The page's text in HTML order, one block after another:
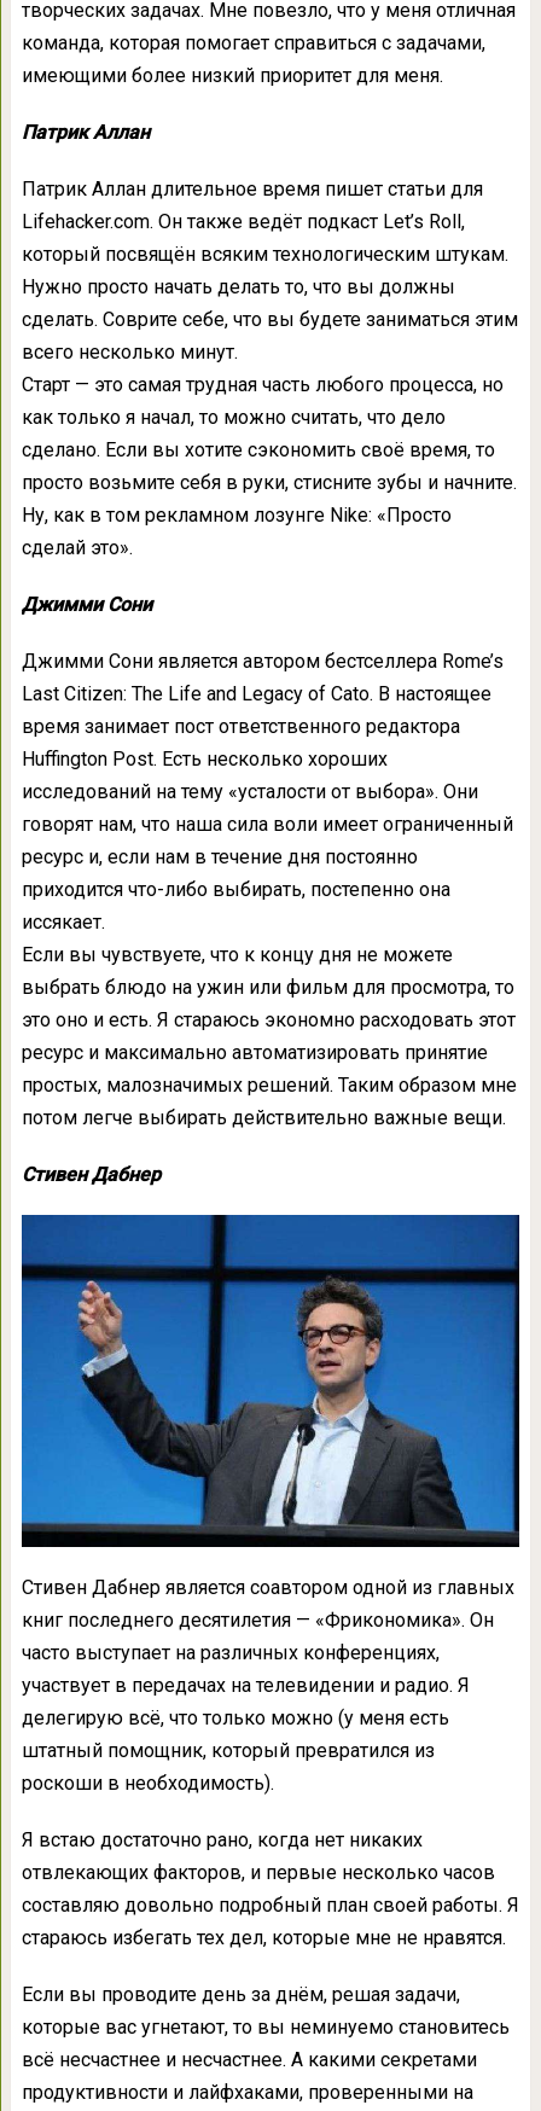
творческих задачах. Мне повезло, что у меня отличная
команда, которая помогает справиться с задачами,
имеющими более низкий приоритет для меня.
Патрик Аллан
Патрик Аллан длительное время пишет статьи для
Lifehacker.com. Он также ведёт подкаст Let’s Roll,
который посвящён всяким технологическим штукам.
Нужно просто начать делать то, что вы должны
сделать. Соврите себе, что вы будете заниматься этим
всего несколько минут.
Старт — это самая трудная часть любого процесса, но
как только я начал, то можно считать, что дело
сделано. Если вы хотите сэкономить своё время, то
просто возьмите себя в руки, стисните зубы и начните.
Ну, как в том рекламном лозунге Nike: «Просто
сделай это».
Джимми Сони
Джимми Сони является автором бестселлера Rome’s
Last Citizen: The Life and Legacy of Cato. В настоящее
время занимает пост ответственного редактора
Huffington Post. Есть несколько хороших
исследований на тему «усталости от выбора». Они
говорят нам, что наша сила воли имеет ограниченный
ресурс и, если нам в течение дня постоянно
приходится что-либо выбирать, постепенно она
иссякает.
Если вы чувствуете, что к концу дня не можете
выбрать блюдо на ужин или фильм для просмотра, то
это оно и есть. Я стараюсь экономно расходовать этот
ресурс и максимально автоматизировать принятие
простых, малозначимых решений. Таким образом мне
потом легче выбирать действительно важные вещи.
Стивен Дабнер
Стивен Дабнер является соавтором одной из главных
книг последнего десятилетия — «Фрикономика». Он
часто выступает на различных конференциях,
участвует в передачах на телевидении и радио. Я
делегирую всё, что только можно (у меня есть
штатный помощник, который превратился из
роскоши в необходимость).
Я встаю достаточно рано, когда нет никаких
отвлекающих факторов, и первые несколько часов
составляю довольно подробный план своей работы. Я
стараюсь избегать тех дел, которые мне не нравятся.
Если вы проводите день за днём, решая задачи,
которые вас угнетают, то вы неминуемо становитесь
всё несчастнее и несчастнее. А какими секретами
продуктивности и лайфхаками, проверенными на